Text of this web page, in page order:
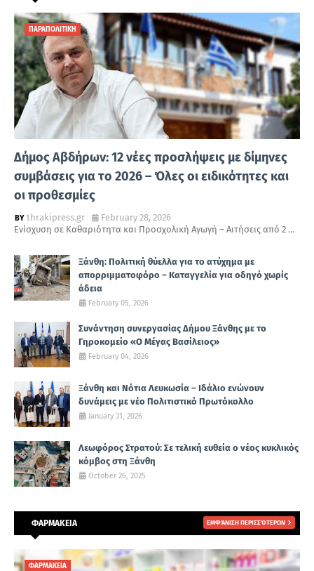
ΠΑΡΑΠΟΛΙΤΙΚΗ
Δήμος Αβδήρων: 12 νέες προσλήψεις με δίμηνες
συμβάσεις για το 2026 – Όλες οι ειδικότητες και
οι προθεσμίες
thrakipress.gr
February 28, 2026
Ενίσχυση σε Καθαριότητα και Προσχολική Αγωγή – Αιτήσεις από 2 …
Ξάνθη: Πολιτική θύελλα για το ατύχημα με
απορριμματοφόρο – Καταγγελία για οδηγό χωρίς
άδεια
February 05, 2026
Συνάντηση συνεργασίας Δήμου Ξάνθης με το
Γηροκομείο «Ο Μέγας Βασίλειος»
February 04, 2026
Ξάνθη και Νότια Λευκωσία – Ιδάλιο ενώνουν
δυνάμεις με νέο Πολιτιστικό Πρωτόκολλο
January 31, 2026
Λεωφόρος Στρατού: Σε τελική ευθεία ο νέος κυκλικός
κόμβος στη Ξάνθη
October 26, 2025
ΦΑΡΜΑΚΕΙΑ ΕΜΦΆΝΙΣΗ ΠΕΡΙΣΣΌΤΕΡΩΝ
ΦΑΡΜΑΚΕΙΑ